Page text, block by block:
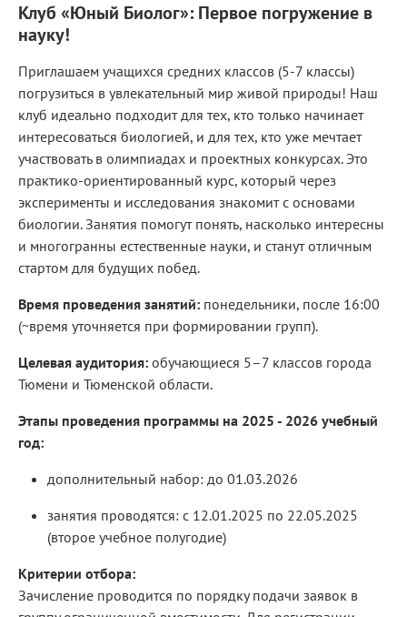
Клуб «Юный Биолог»: Первое погружение в
науку!
Приглашаем учащихся средних классов (5-7 классы)
погрузиться в увлекательный мир живой природы! Наш
клуб идеально подходит для тех, кто только начинает
интересоваться биологией, и для тех, кто уже мечтает
участвовать в олимпиадах и проектных конкурсах. Это
практико-ориентированный курс, который через
эксперименты и исследования знакомит с основами
биологии. Занятия помогут понять, насколько интересны
и многогранны естественные науки, и станут отличным
стартом для будущих побед.
Время проведения занятий: понедельники, после 16:00
(~время уточняется при формировании групп).
Целевая аудитория: обучающиеся 5–7 классов города
Тюмени и Тюменской области.
Этапы проведения программы на 2025 - 2026 учебный
год:
дополнительный набор: до 01.03.2026
занятия проводятся: с 12.01.2025 по 22.05.2025
(второе учебное полугодие)
Критерии отбора:
Зачисление проводится по порядку подачи заявок в